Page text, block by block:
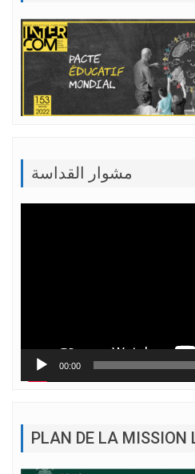
مشوار القداسة
00:00
PLAN DE LA MISSION